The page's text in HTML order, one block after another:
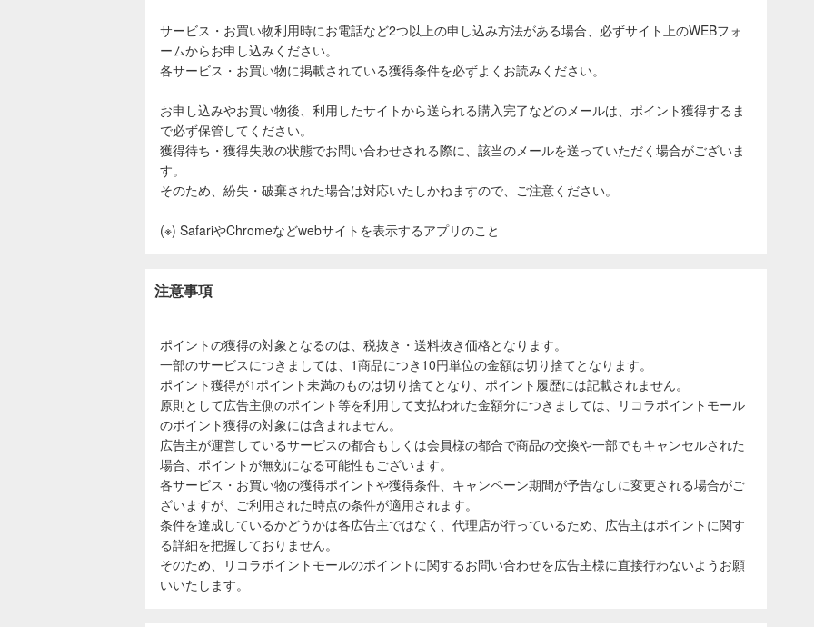
サービス・お買い物利用時にお電話など2つ以上の申し込み方法がある場合、必ずサイト上のWEBフォ
ームからお申し込みください。
各サービス・お買い物に掲載されている獲得条件を必ずよくお読みください。
お申し込みやお買い物後、利用したサイトから送られる購入完了などのメールは、ポイント獲得するま
で必ず保管してください。
獲得待ち・獲得失敗の状態でお問い合わせされる際に、該当のメールを送っていただく場合がございま
す。
そのため、紛失・破棄された場合は対応いたしかねますので、ご注意ください。
(※) SafariやChromeなどwebサイトを表示するアプリのこと
注意事項
ポイントの獲得の対象となるのは、税抜き・送料抜き価格となります。
一部のサービスにつきましては、1商品につき10円単位の金額は切り捨てとなります。
ポイント獲得が1ポイント未満のものは切り捨てとなり、ポイント履歴には記載されません。
原則として広告主側のポイント等を利用して支払われた金額分につきましては、リコラポイントモール
のポイント獲得の対象には含まれません。
広告主が運営しているサービスの都合もしくは会員様の都合で商品の交換や一部でもキャンセルされた
場合、ポイントが無効になる可能性もございます。
各サービス・お買い物の獲得ポイントや獲得条件、キャンペーン期間が予告なしに変更される場合がご
ざいますが、ご利用された時点の条件が適用されます。
条件を達成しているかどうかは各広告主ではなく、代理店が行っているため、広告主はポイントに関す
る詳細を把握しておりません。
そのため、リコラポイントモールのポイントに関するお問い合わせを広告主様に直接行わないようお願
いいたします。